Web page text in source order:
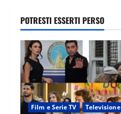
POTRESTI ESSERTI PERSO
Film e Serie TV Televisione